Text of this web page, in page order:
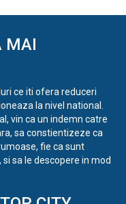
MAI
ce iti ofera reduceri
la nivel national.
vin ca un indemn catre
sa constientizeze ca
fie ca sunt
sa le descopere in mod